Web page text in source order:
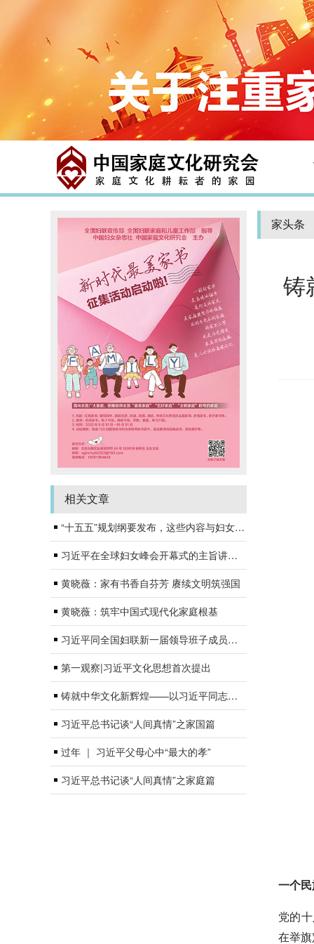
相关文章
“十五五”规划纲要发布，这些内容与妇女儿童家庭息息相关
习近平在全球妇女峰会开幕式的主旨讲话（全文）
黄晓薇：家有书香自芬芳 赓续文明筑强国
黄晓薇：筑牢中国式现代化家庭根基
习近平同全国妇联新一届领导班子成员集体谈话
第一观察|习近平文化思想首次提出
铸就中华文化新辉煌——以习近平同志为核心的党中央引领宣传思想文化事业
习近平总书记谈“人间真情”之家国篇
过年 ｜ 习近平父母心中“最大的孝”
习近平总书记谈“人间真情”之家庭篇
家头条
铸
一个
党的
在举